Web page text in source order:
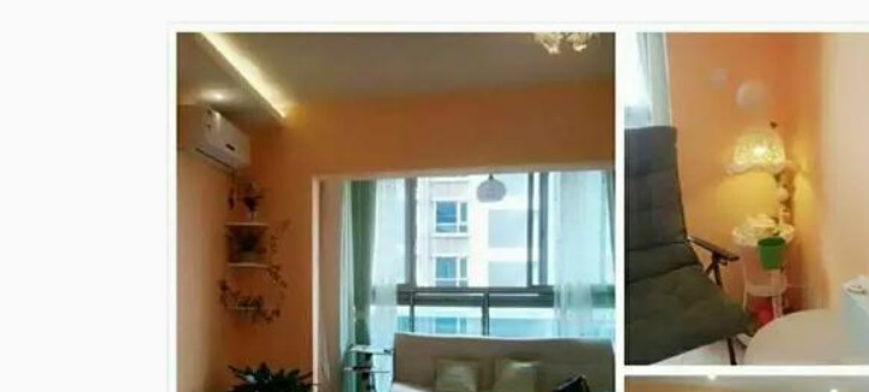
儿童心理沙盘团体，洞悉孩子的内心世界，培养孩子的健康人格！
【在行郑重提示】：此话题内容仅为该行家在心理领域的的个人经验、意见或观点，仅
供学员参考所用。如您或您的家人有诊疗需求，在行请您前往正规医院进行就诊。本话
题内容及行家观点不代表平台观点，平台对话题内容不予担保，烦请知悉。